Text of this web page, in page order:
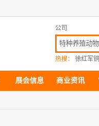
公司
热搜： 徐红军
展会信息 商业资讯